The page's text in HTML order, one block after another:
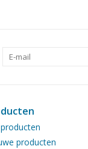
producten